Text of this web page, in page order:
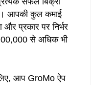
आपकी कुल कमाई
और प्रकार पर निर्भर
से अधिक भी
आप GroMo ऐप